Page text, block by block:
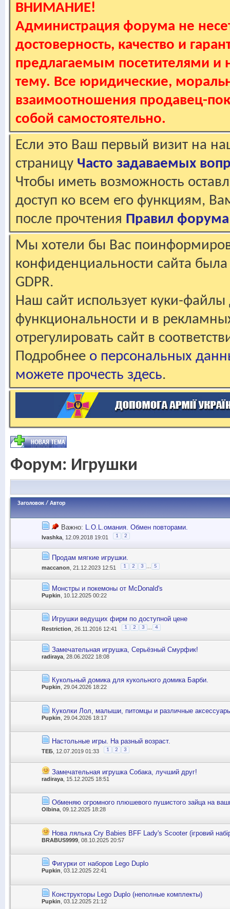
ВНИМАНИЕ!
Администрация форума не
достоверность, качество и
предлагаемым посетителями и
тему. Все юридические,
взаимоотношения продавец-
собой самостоятельно.
Если это Ваш первый визит на
страницу Часто задаваемых
Чтобы иметь возможность
доступ ко всем его функциям,
после прочтения Правил форума
Мы хотели бы Вас
конфиденциальности сайта
GDPR.
Наш сайт использует куки-файлы
функциональности и в
отрегулировать сайт в
Подробнее о персональных
можете прочесть здесь.
Форум: Игрушки
Заголовок / Автор
Важно: L.O.L.омания. Обмен повторами.
Ivashka , 12.09.2018 19:01 1 2
Продам мягкие игрушки.
maccanon , 21.12.2023 12:51 1 2 3 5
Монстры и покемоны от McDonald's
Pupkin , 10.12.2025 00:22
Игрушки ведущих фирм по доступной цене
Restriction , 26.11.2016 12:41 1 2 3 4
Замечательная игрушка, Серьёзный Смурфик!
radiraya , 28.06.2022 18:08
Кукольный домика для кукольного домика Барби.
Pupkin , 29.04.2026 18:22
Куколки Лол, малыши, питомцы и различные
Pupkin , 29.04.2026 18:17
Настольные игры. На разный возраст.
ТЕБ , 12.07.2019 01:33 1 2 3
Замечательная игрушка Собака, лучший друг!
radiraya , 15.12.2025 18:51
Обменяю огромного плюшевого пушистого зайца на
Olbina , 09.12.2025 18:28
Нова лялька Cry Babies BFF Lady's Scooter (ігровий
BRABUS9999 , 08.10.2025 20:57
Фигурки от наборов Lego Duplo
Pupkin , 03.12.2025 22:41
Конструкторы Lego Duplo (неполные комплекты)
Pupkin , 03.12.2025 21:12